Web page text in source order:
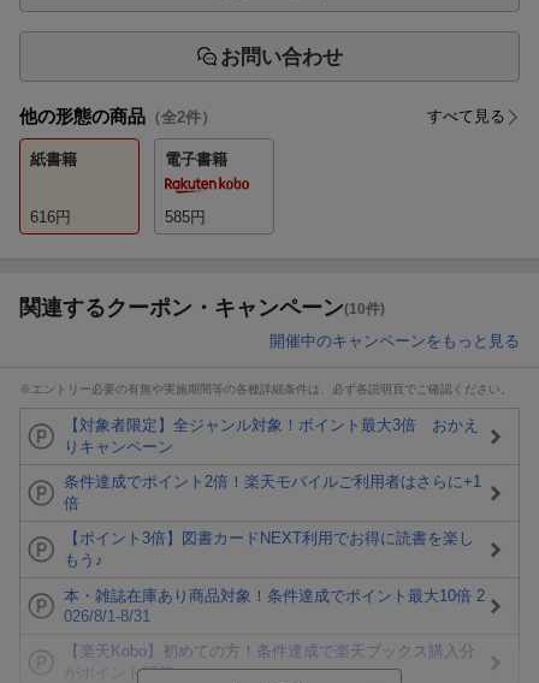
お問い合わせ
他の形態の商品 （全2件） すべて見る
紙書籍
616円
電子書籍
585円
関連するクーポン・キャンペーン(10件)
開催中のキャンペーンをもっと見る
※エントリー必要の有無や実施期間等の各種詳細条件は、必ず各説明頁でご確認ください。
【対象者限定】全ジャンル対象！ポイント最大3倍 おかえ
りキャンペーン
条件達成でポイント2倍！楽天モバイルご利用者はさらに+1
倍
【ポイント3倍】図書カードNEXT利用でお得に読書を楽し
もう♪
本・雑誌在庫あり商品対象！条件達成でポイント最大10倍 2
026/8/1-8/31
【楽天Kobo】初めての方！条件達成で楽天ブックス購入分
がポイント20倍